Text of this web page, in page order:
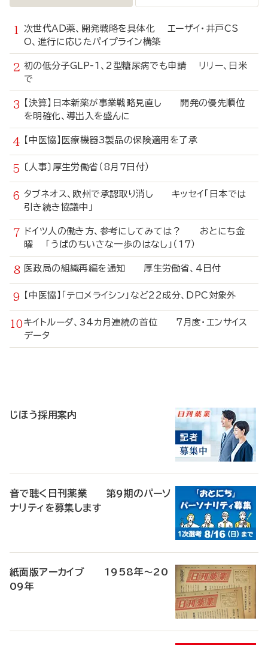
次世代AD薬、開発戦略を具体化 エーザイ・井戸CS
O、進行に応じたパイプライン構築
初の低分子GLP-1、2型糖尿病でも申請 リリー、日米
で
【決算】日本新薬が事業戦略見直し 開発の優先順位
を明確化、導出入を盛んに
【中医協】医療機器3製品の保険適用を了承
〔人事〕厚生労働省（8月7日付）
タブネオス、欧州で承認取り消し キッセイ「日本では
引き続き協議中」
ドイツ人の働き方、参考にしてみては？ おとにち金
曜 「うぱのちいさな一歩のはなし」（17）
医政局の組織再編を通知 厚生労働省、4日付
【中医協】「テロメライシン」など22成分、DPC対象外
キイトルーダ、34カ月連続の首位 7月度・エンサイス
データ
じほう採用案内
音で聴く日刊薬業 第9期のパーソ
ナリティを募集します
紙面版アーカイブ 1958年～20
09年